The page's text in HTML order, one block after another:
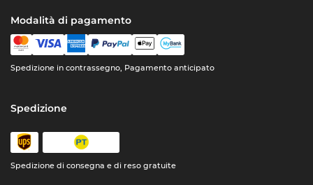
Modalità di pagamento
Spedizione in contrassegno, Pagamento anticipato
Spedizione
Spedizione di consegna e di reso gratuite